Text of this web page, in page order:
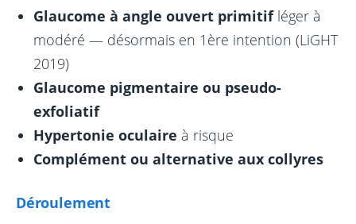
Glaucome à angle ouvert primitifléger à
modéré — désormais en 1ère intention (LiGHT
2019)
Glaucome pigmentaire ou pseudo-
exfoliatif
Hypertonie oculaire à risque
Complément ou alternative aux collyres
Déroulement